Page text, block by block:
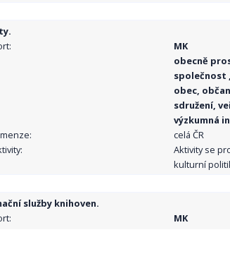
MK
obecně
společnost
obec,
sdružení,
výzkumná
celá ČR
Aktivity se
kulturní
služby knihoven.
MK